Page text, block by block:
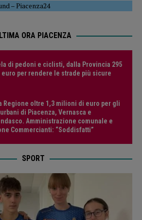
–Piacenza24
ORA PIACENZA
di pedoni e ciclisti, dalla Provincia 295
euro per rendere le strade più sicure
Regione oltre 1,3 milioni di euro per gli
urbani di Piacenza, Vernasca e
Amministrazione comunale e
Commercianti: “Soddisfatti”
SPORT